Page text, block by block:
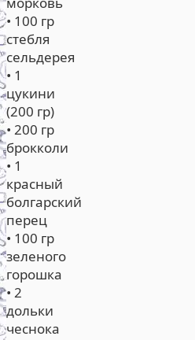
• 100 гр
стебля
сельдерея
• 1
цукини
(200 гр)
• 200 гр
брокколи
• 1
красный
болгарский
перец
• 100 гр
зеленого
горошка
• 2
дольки
чеснока